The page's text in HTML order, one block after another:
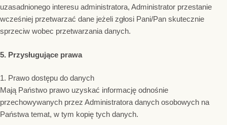
uzasadnionego interesu administratora, Administrator przestanie
wcześniej przetwarzać dane jeżeli zgłosi Pani/Pan skutecznie
sprzeciw wobec przetwarzania danych.
5. Przysługujące prawa
1. Prawo dostępu do danych
Mają Państwo prawo uzyskać informację odnośnie
przechowywanych przez Administratora danych osobowych na
Państwa temat, w tym kopię tych danych.